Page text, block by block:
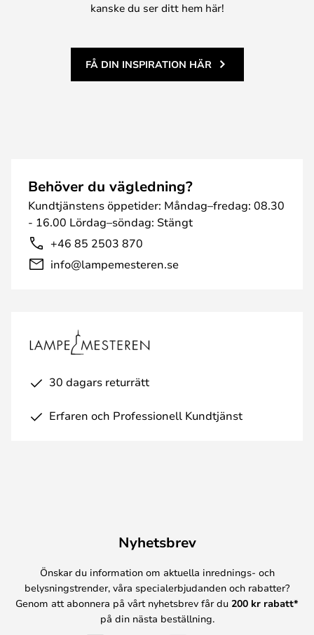
kanske du ser ditt hem här!
FÅ DIN INSPIRATION HÄR
Behöver du vägledning?
Kundtjänstens öppetider: Måndag–fredag: 08.30
- 16.00 Lördag–söndag: Stängt
+46 85 2503 870
info@lampemesteren.se
30 dagars returrätt
Erfaren och Professionell Kundtjänst
Nyhetsbrev
Önskar du information om aktuella inrednings- och
belysningstrender, våra specialerbjudanden och rabatter?
Genom att abonnera på vårt nyhetsbrev får du 200 kr rabatt*
på din nästa beställning.